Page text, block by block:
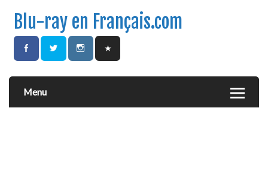
Blu-ray en Français.com
Menu